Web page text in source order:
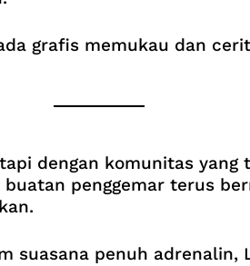
grafis memukau dan
dengan komunitas yang
penggemar terus
suasana penuh